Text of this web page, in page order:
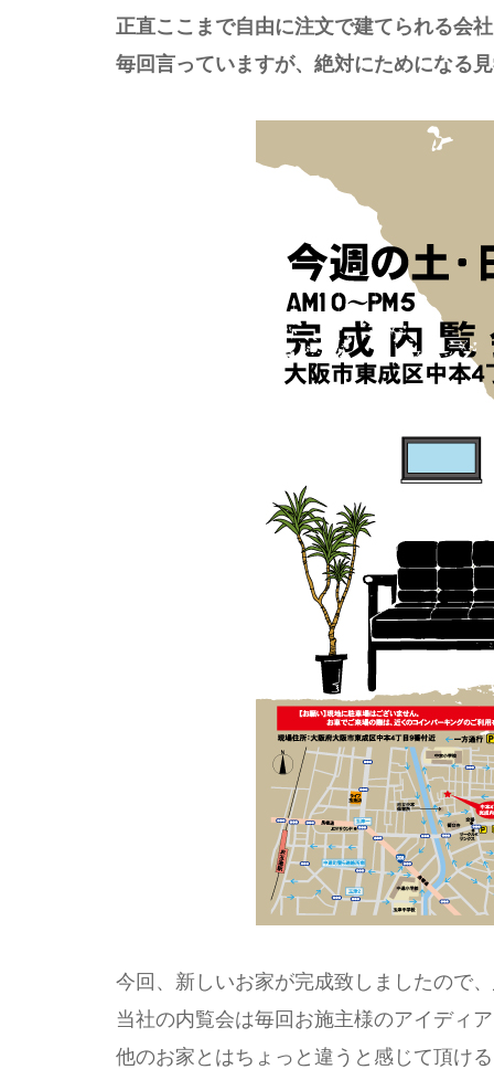
正直ここまで自由に注文で建てられる会
毎回言っていますが、絶対にためになる
今回、新しいお家が完成致しましたので、
当社の内覧会は毎回お施主様のアイディ
他のお家とはちょっと違うと感じて頂け